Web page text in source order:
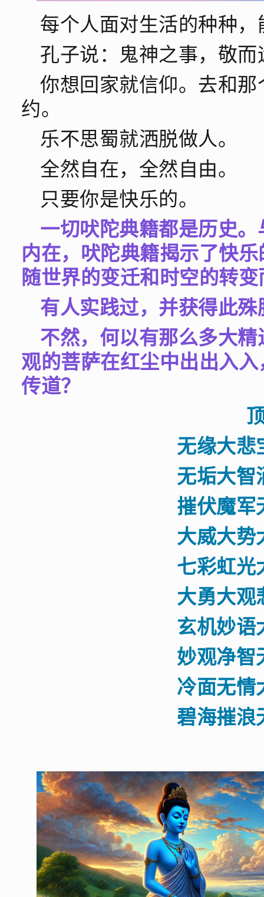
每个人面对生活的种种
孔子说：鬼神之事，敬而
你想回家就信仰。去和
约。
乐不思蜀就洒脱做人。
全然自在，全然自由。
只要你是快乐的。
一切吠陀典籍都是历史
内在，吠陀典籍揭示了快
随世界的变迁和时空的转
有人实践过，并获得此殊
不然，何以有那么多大
观的菩萨在红尘中出出入
传道？
无缘大悲
无垢大智
摧伏魔军
大威大势
七彩虹光
大勇大观
玄机妙语
妙观净智
冷面无情
碧海摧浪